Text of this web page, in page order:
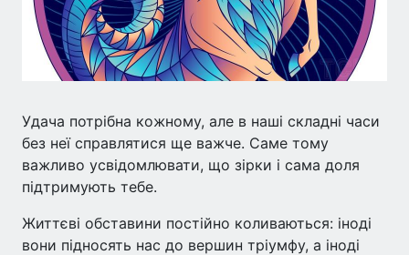
Удача потрібна кожному, але в наші складні часи
без неї справлятися ще важче. Саме тому
важливо усвідомлювати, що зірки і сама доля
підтримують тебе.
Життєві обставини постійно коливаються: іноді
вони підносять нас до вершин тріумфу, а іноді